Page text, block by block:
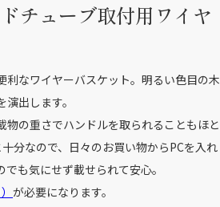
チューブ取付用ワイヤ
なワイヤーバスケット。明るい色目の木
出します。
物の重さでハンドルを取られることもほと
分なので、日々のお買い物からPCを入れ
も気にせず載せられて安心。
が必要になります。